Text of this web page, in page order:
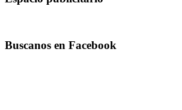
Buscanos en Facebook